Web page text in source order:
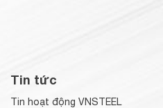
Tin tức
Tin hoạt động VNSTEEL